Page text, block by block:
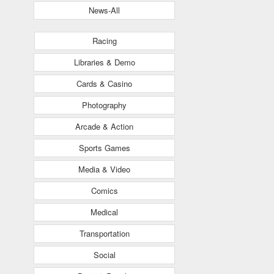
News-All
Racing
Libraries & Demo
Cards & Casino
Photography
Arcade & Action
Sports Games
Media & Video
Comics
Medical
Transportation
Social